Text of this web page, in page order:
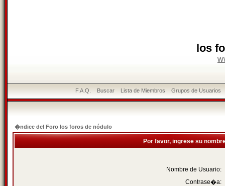
los
F.A.Q. Buscar Lista de Miembros Grupos de Usuarios
�ndice del Foro los foros de nódulo
Por favor, ingrese su
Nombre de Usuario:
Contrase�a: